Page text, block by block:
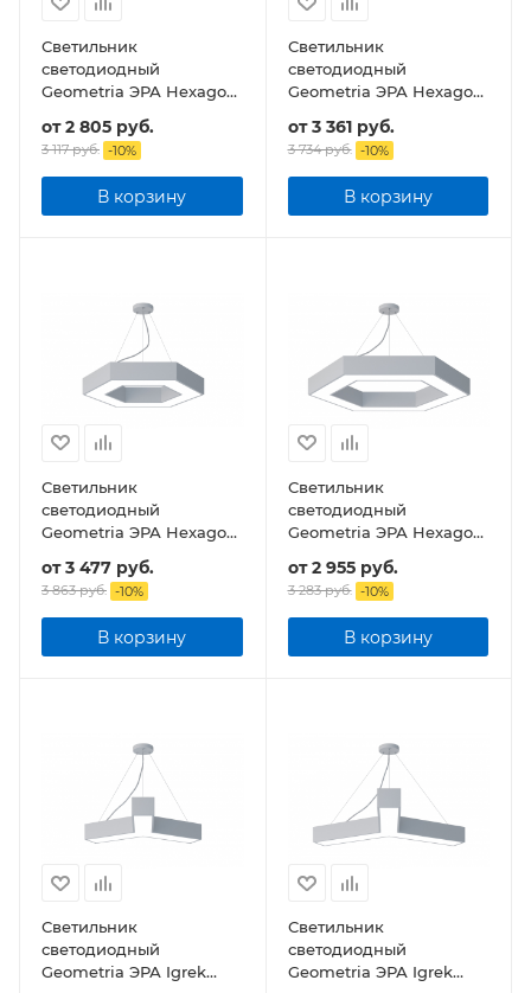
Светильник
светодиодный
Geometria ЭРА Hexagon
4000К 4000Лм IP40
600*600*80 подвесной
от2 805 руб.
3 117 руб. -10%
В корзину
Светильник
светодиодный
Geometria ЭРА Hexagon
4000К 4800Лм IP40
800*800*80 подвесной
от3 361 руб.
3 734 руб. -10%
В корзину
Светильник
светодиодный
Geometria ЭРА Hexagon
4000К 2500Лм IP40
600*600*80 подвесной
от3 477 руб.
3 863 руб. -10%
В корзину
Светильник
светодиодный
Geometria ЭРА Hexagon
4000К 3900Лм IP40
800*800*80 подвесной
от2 955 руб.
3 283 руб. -10%
В корзину
Светильник
светодиодный
Geometria ЭРА Igrek
Светильник
светодиодный
Geometria ЭРА Igrek